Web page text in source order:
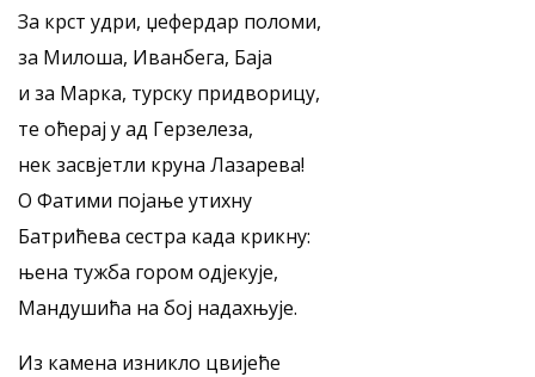
За крст удри, џефердар поломи,
за Милоша, Иванбега, Баја
и за Марка, турску придворицу,
те оћерај у ад Герзелеза,
нек засвјетли круна Лазарева!
О Фатими појање утихну
Батрићева сестра када крикну:
њена тужба гором одјекује,
Мандушића на бој надахњује.
Из камена изникло цвијеће